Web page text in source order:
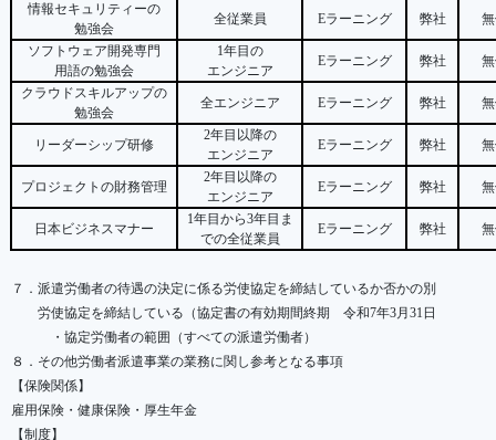
情報セキュリティーの
勉強会
全従業員 Eラーニング 弊社
ソフトウェア開発専門
用語の勉強会
1年目の
エンジニア
Eラーニング 弊社
クラウドスキルアップの
勉強会
全エンジニア Eラーニング 弊社
リーダーシップ研修
2年目以降の
エンジニア
Eラーニング 弊社
プロジェクトの財務管理
2年目以降の
エンジニア
Eラーニング 弊社
日本ビジネスマナー
1年目から3年目ま
での全従業員
Eラーニング 弊社
７．派遣労働者の待遇の決定に係る労使協定を締結しているか否かの別
労使協定を締結している（協定書の有効期間終期 令和7年3月 31 日
・協定労働者の範囲（すべての派遣労働者）
８．その他労働者派遣事業の業務に関し参考となる事項
【保険関係】
雇用保険・健康保険・厚生年金
【制度】